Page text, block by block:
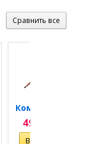
490 грн.